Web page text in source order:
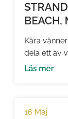
BEACH,
Kära
dela ett av
projekten:
skapa en
Läs mer
16 Maj